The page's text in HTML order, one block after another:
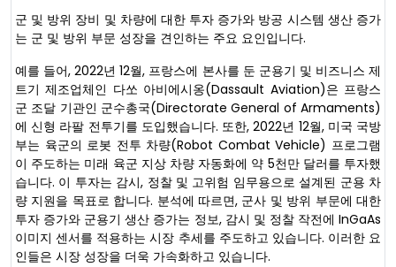
군 및 방위 장비 및 차량에 대한 투자 증가와 방공 시스템 생산 증가
는 군 및 방위 부문 성장을 견인하는 주요 요인입니다.
예를 들어, 2022년 12월, 프랑스에 본사를 둔 군용기 및 비즈니스 제
트기 제조업체인 다쏘 아비에시옹(Dassault Aviation)은 프랑스
군 조달 기관인 군수총국(Directorate General of Armaments)
에 신형 라팔 전투기를 도입했습니다. 또한, 2022년 12월, 미국 국방
부는 육군의 로봇 전투 차량(Robot Combat Vehicle) 프로그램
이 주도하는 미래 육군 지상 차량 자동화에 약 5천만 달러를 투자했
습니다. 이 투자는 감시, 정찰 및 고위험 임무용으로 설계된 군용 차
량 지원을 목표로 합니다. 분석에 따르면, 군사 및 방위 부문에 대한
투자 증가와 군용기 생산 증가는 정보, 감시 및 정찰 작전에 InGaAs
이미지 센서를 적용하는 시장 추세를 주도하고 있습니다. 이러한 요
인들은 시장 성장을 더욱 가속화하고 있습니다.